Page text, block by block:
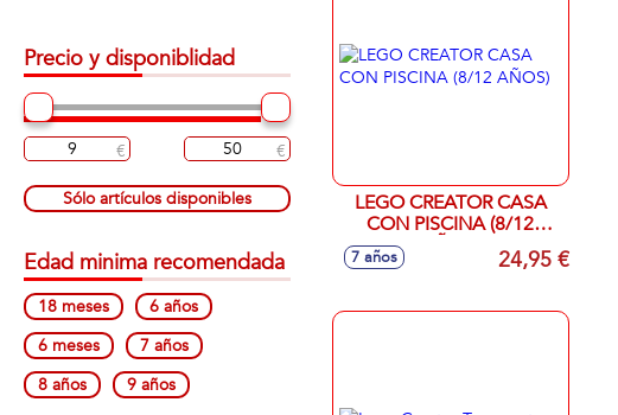
LEGO CREATOR CASA
CON PISCINA (8/12
7 años 24,95 €
Precio y disponiblidad
Sólo artículos disponibles
Edad minima recomendada
18 meses
6 años
6 meses
7 años
8 años
9 años